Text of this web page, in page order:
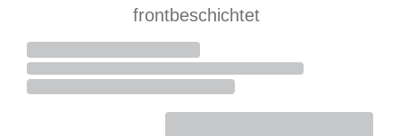
frontbeschichtet